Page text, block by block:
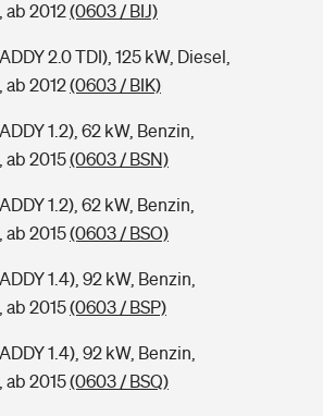
2012(0603 / BIJ)
2.0 TDI), 125 kW, Diesel,
2012(0603 / BIK)
1.2), 62 kW, Benzin,
2015(0603 / BSN)
1.2), 62 kW, Benzin,
2015(0603 / BSO)
1.4), 92 kW, Benzin,
2015(0603 / BSP)
1.4), 92 kW, Benzin,
2015(0603 / BSQ)